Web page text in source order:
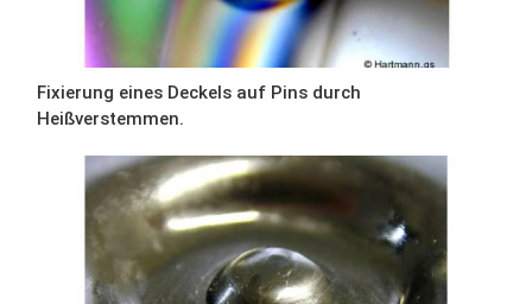
Fixierung eines Deckels auf Pins durch
Heißverstemmen.